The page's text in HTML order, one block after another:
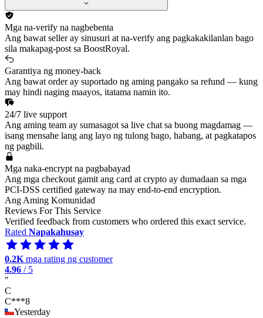
Mga na-verify na nagbebenta
Ang bawat seller ay sinusuri at na-verify ang pagkakakilanlan bago
sila makapag-post sa BoostRoyal.
Garantiya ng money-back
Ang bawat order ay suportado ng aming pangako sa refund — kung
may hindi naging maayos, itatama namin ito.
24/7 live support
Ang aming team ay sumasagot sa live chat sa buong magdamag —
isang mensahe lang ang layo ng tulong bago, habang, at pagkatapos
ng pagbili.
Mga naka-encrypt na pagbabayad
Ang mga checkout gamit ang card at crypto ay dumadaan sa mga
PCI-DSS certified gateway na may end-to-end encryption.
Ang Aming Komunidad
Reviews For This Service
Verified feedback from customers who ordered this exact service.
Rated Napakahusay
0.2K mga rating ng customer
4.96 / 5
"
C
C***8
Yesterday